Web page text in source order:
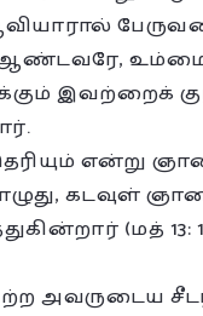
இவற்றைக்
என்று
கடவுள்
(மத்
அவருடைய